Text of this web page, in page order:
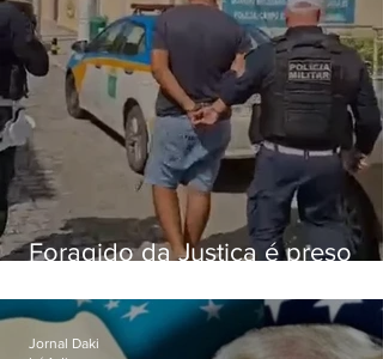
Foragido da Justiça é preso
RJ-106, em Maricá
Jornal Daki